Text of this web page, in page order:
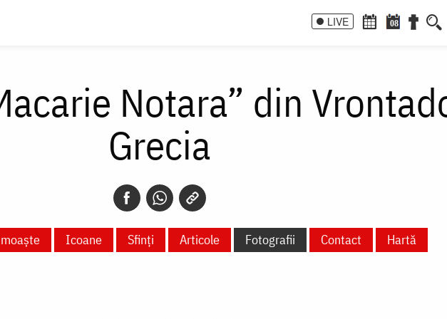
LIVE 08
Notara” din
Grecia
Icoane Sfinți Articole Fotografii Contact Hartă